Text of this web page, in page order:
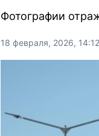
Фотографии
18 февраля, 2026, 14:12